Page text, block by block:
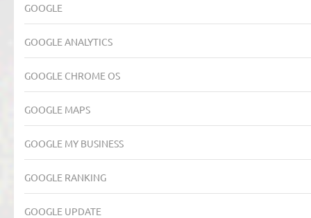
GOOGLE
GOOGLE ANALYTICS
GOOGLE CHROME OS
GOOGLE MAPS
GOOGLE MY BUSINESS
GOOGLE RANKING
GOOGLE UPDATE